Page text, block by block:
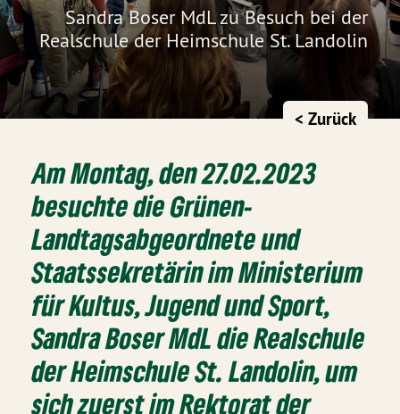
Sandra Boser MdL zu Besuch bei der
Realschule der Heimschule St. Landolin
< Zurück
Am Montag, den 27.02.2023
besuchte die Grünen-
Landtagsabgeordnete und
Staatssekretärin im Ministerium
für Kultus, Jugend und Sport,
Sandra Boser MdL die Realschule
der Heimschule St. Landolin, um
sich zuerst im Rektorat der